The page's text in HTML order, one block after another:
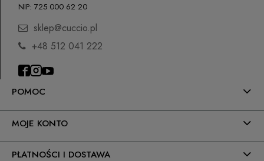
POMOC
MOJE KONTO
PŁATNOŚCI I DOSTAWA
NIP: 725 000 62 20
sklep@cuccio.pl
+48 512 041 222